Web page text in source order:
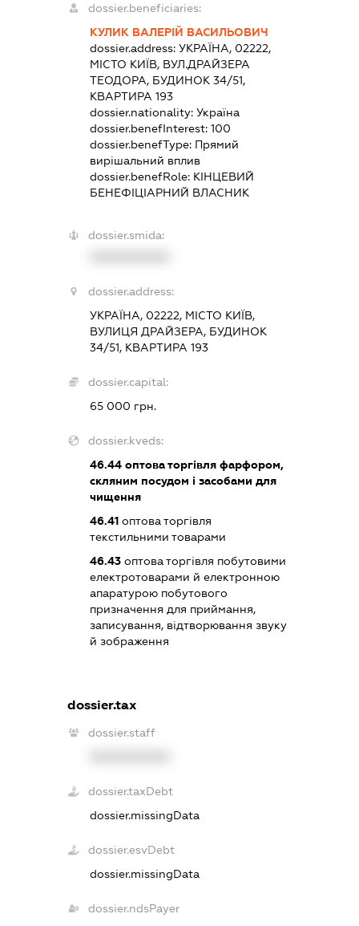
dossier.beneficiaries:
КУЛИК ВАЛЕРІЙ ВАСИЛЬОВИЧ
dossier.address:УКРАЇНА, 02222,
МІСТО КИЇВ, ВУЛ.ДРАЙЗЕРА
ТЕОДОРА, БУДИНОК 34/51,
КВАРТИРА 193
dossier.nationality:Україна
dossier.benefInterest:100
dossier.benefType: Прямий
вирішальний вплив
dossier.benefRole: КІНЦЕВИЙ
БЕНЕФІЦІАРНИЙ ВЛАСНИК
dossier.smida:
dossier.address:
УКРАЇНА, 02222, МІСТО КИЇВ,
ВУЛИЦЯ ДРАЙЗЕРА, БУДИНОК
34/51, КВАРТИРА 193
dossier.capital:
65 000 грн.
dossier.kveds:
46.44 оптова торгівля фарфором,
скляним посудом і засобами для
чищення
46.41 оптова торгівля
текстильними товарами
46.43 оптова торгівля побутовими
електротоварами й електронною
апаратурою побутового
призначення для приймання,
записування, відтворювання звуку
й зображення
dossier.tax
dossier.staff
dossier.taxDebt
dossier.missingData
dossier.esvDebt
dossier.missingData
dossier.ndsPayer